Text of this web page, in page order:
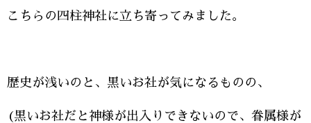
こちらの四柱神社に立ち寄ってみました。
歴史が浅いのと、黒いお社が気になるものの、
(黒いお社だと神様が出入りできないので、眷属様が